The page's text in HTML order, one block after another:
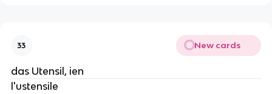
33 New cards
das Utensil, ien
l'ustensile